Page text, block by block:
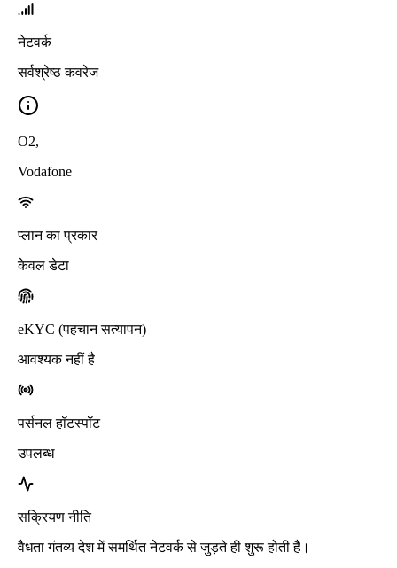
नेटवर्क
सर्वश्रेष्ठ कवरेज
O2,
Vodafone
प्लान का प्रकार
केवल डेटा
eKYC (पहचान सत्यापन)
आवश्यक नहीं है
पर्सनल हॉटस्पॉट
उपलब्ध
सक्रियण नीति
वैधता गंतव्य देश में समर्थित नेटवर्क से जुड़ते ही शुरू होती है।